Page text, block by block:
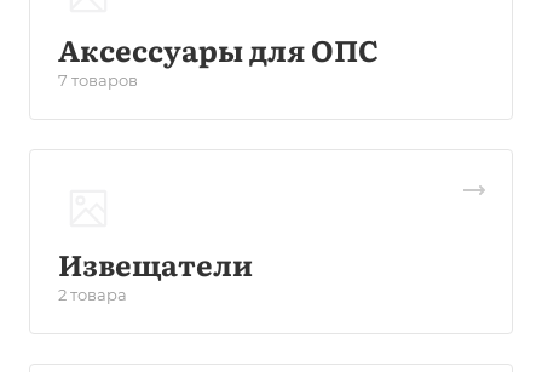
Аксессуары для ОПС
7 товаров
Извещатели
2 товара